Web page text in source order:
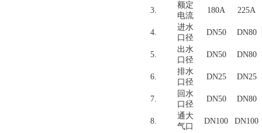
3.
额定
电流
180A 225A
4.
进水
口径
DN50 DN80
5.
出水
口径
DN50 DN80
6.
排水
口径
DN25 DN25
7.
回水
口径
DN50 DN80
8.
通大
气口
DN100 DN100